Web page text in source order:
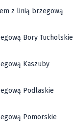
z linią brzegową
Bory Tucholskie
Kaszuby
Podlaskie
Pomorskie